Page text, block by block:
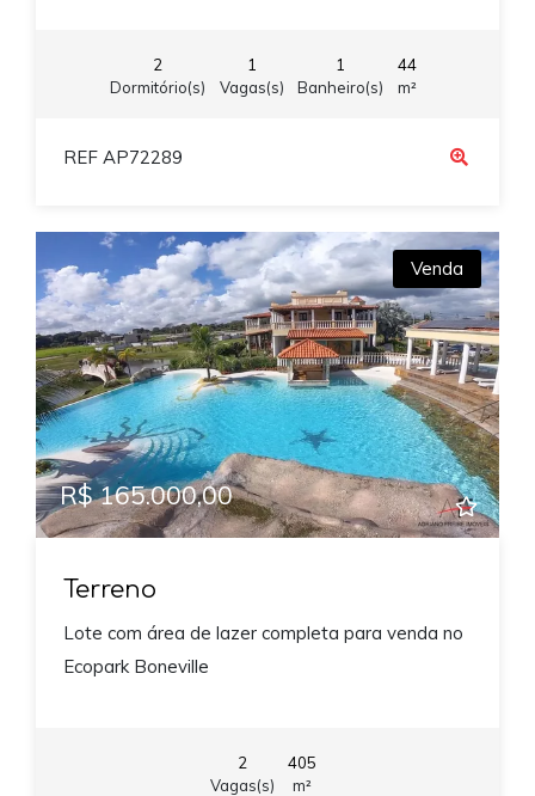
2
Dormitório(s)
1
Vagas(s)
1
Banheiro(s)
44
m²
REF AP72289
Venda
R$ 165.000,00
Terreno
Lote com área de lazer completa para venda no
Ecopark Boneville
2
Vagas(s)
405
m²